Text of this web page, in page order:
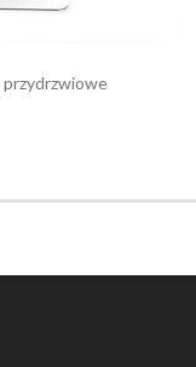
przydrzwiowe